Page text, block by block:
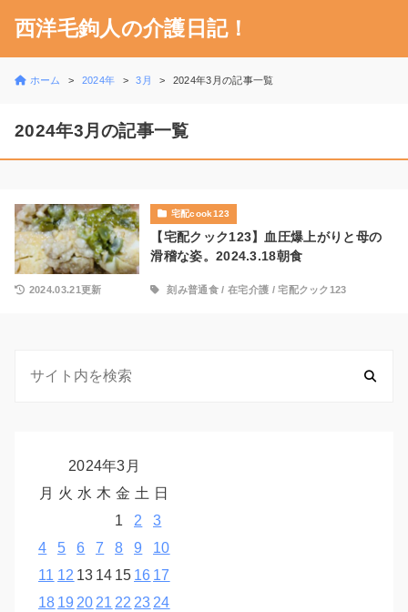
西洋毛鉤人の介護日記！
ホーム 2024年 3月 2024年3月の記事一覧
2024年3月の記事一覧
宅配cook123
【宅配クック123】血圧爆上がりと母の
滑稽な姿。2024.3.18朝食
2024.03.21更新 刻み普通食/ 在宅介護 /宅配クック123
2024年3月
月 火 水 木 金 土 日
1
2
3
4
5 6 7 8 9
10
11 12 13 14 15 16 17
18 19 20 21 22 23 24